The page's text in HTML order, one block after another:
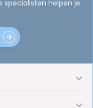
specialisten helpen je